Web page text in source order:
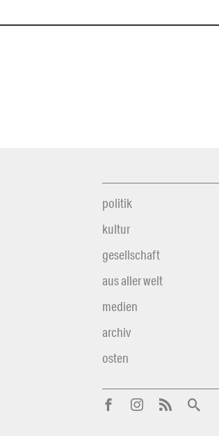
politik
kultur
gesellschaft
aus aller welt
medien
archiv
osten